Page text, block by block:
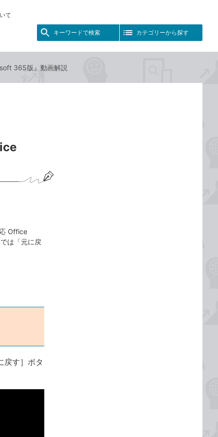
て
キーワードで検索 カテゴリーから探す
365版』動画解説
Office
は「元に戻
戻す］ボタ